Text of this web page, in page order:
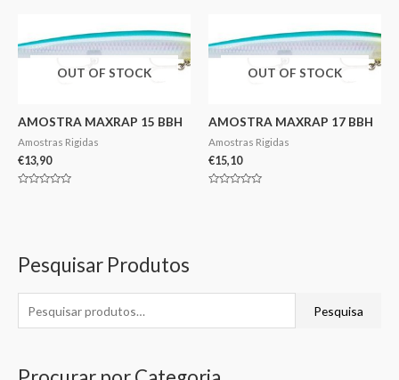
Pesquisar Produtos
Pesquisa
OUT OF STOCK
AMOSTRA MAXRAP 15 BBH
Amostras Rigidas
€13,90
OUT OF STOCK
AMOSTRA MAXRAP 17 BBH
Amostras Rigidas
€15,10